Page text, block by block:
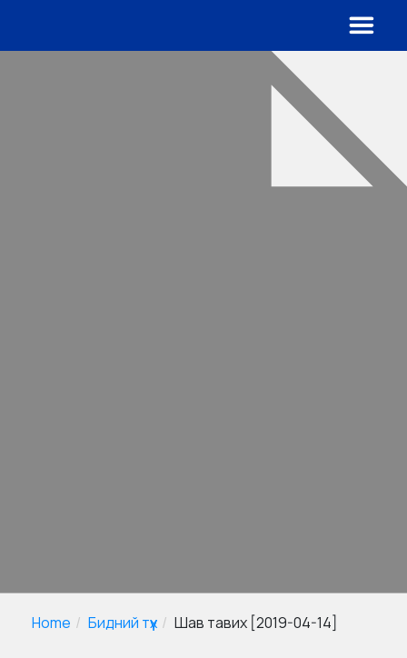
Home Бидний түүх Шав тавих [2019-04-14]